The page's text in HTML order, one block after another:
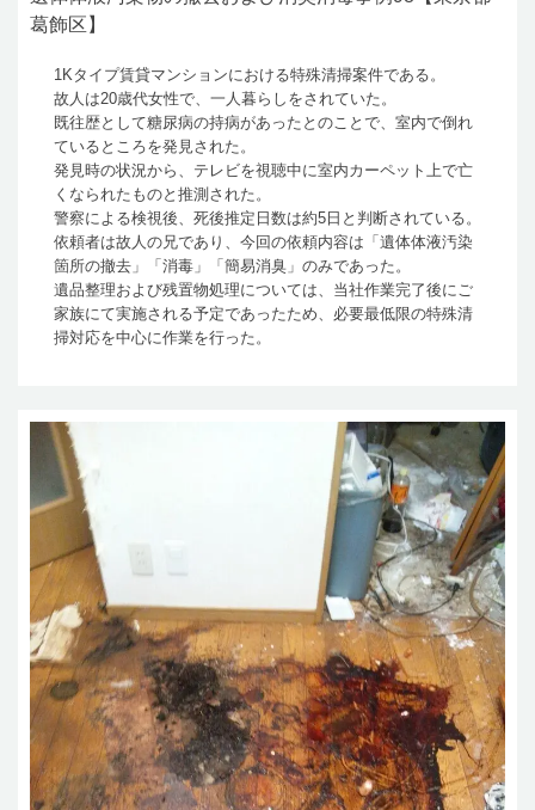
葛飾区】
1Kタイプ賃貸マンションにおける特殊清掃案件である。
故人は20歳代女性で、一人暮らしをされていた。
既往歴として糖尿病の持病があったとのことで、室内で倒れ
ているところを発見された。
発見時の状況から、テレビを視聴中に室内カーペット上で亡
くなられたものと推測された。
警察による検視後、死後推定日数は約5日と判断されている。
依頼者は故人の兄であり、今回の依頼内容は「遺体体液汚染
箇所の撤去」「消毒」「簡易消臭」のみであった。
遺品整理および残置物処理については、当社作業完了後にご
家族にて実施される予定であったため、必要最低限の特殊清
掃対応を中心に作業を行った。